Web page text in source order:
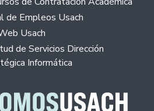
de Empleos Usach
Usach
de Servicios Dirección
Informática